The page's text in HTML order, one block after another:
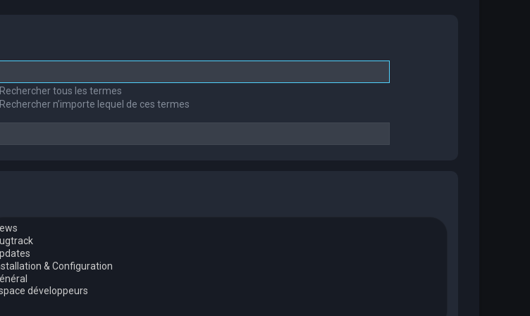
Rechercher tous les termes
Rechercher n’importe lequel de ces termes